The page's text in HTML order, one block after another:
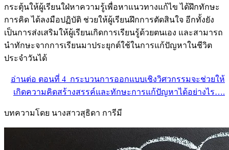
กระตุ้นให้ผู้เรียนใฝ่หาความรู้เพื่อหาแนวทางแก้ไข ได้ฝึกทักษะ
การคิด ได้ลงมือปฏิบัติ ช่วยให้ผู้เรียนฝึกการตัดสินใจ อีกทั้งยัง
เป็นการส่งเสริมให้ผู้เรียนเกิดการเรียนรู้ด้วยตนเอง และสามารถ
นำทักษะจากการเรียนมาประยุกต์ใช้ในการแก้ปัญหาในชีวิต
ประจำวันได้
อ่านต่อ ตอนที่ 4 กระบวนการออกแบบเชิงวิศวกรรมจะช่วยให้
เกิดความคิดสร้างสรรค์และทักษะการแก้ปัญหาได้อย่างไร….
บทความโดย นางสาวสุธิดา การีมี